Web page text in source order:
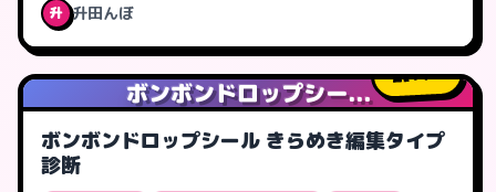
升 升田んぼ
ボンボンドロップシー...
14人
ボンボンドロップシール きらめき編集タイプ
診断